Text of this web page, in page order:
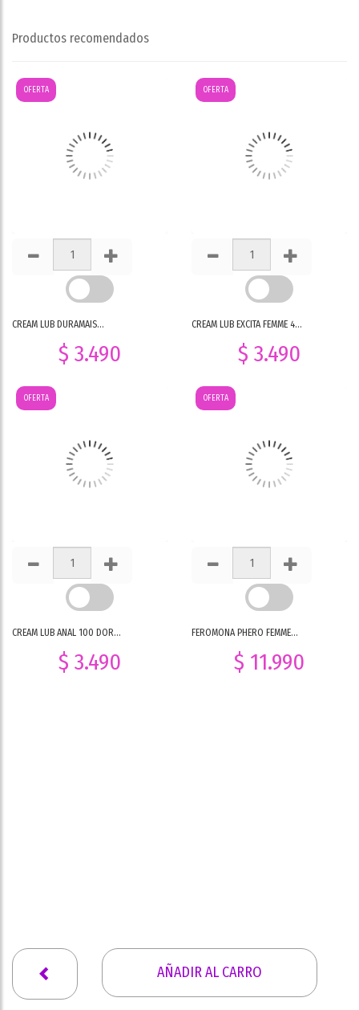
Productos recomendados
OFERTA
CREAM LUB DURAMAIS...
$ 3.490
OFERTA
CREAM LUB EXCITA FEMME 4...
$ 3.490
OFERTA
CREAM LUB ANAL 100 DOR...
$ 3.490
OFERTA
FEROMONA PHERO FEMME...
$ 11.990
AÑADIR AL CARRO